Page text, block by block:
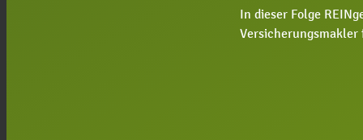
play_arrow Neumann
In dieser Folge
Versicherungsmakler